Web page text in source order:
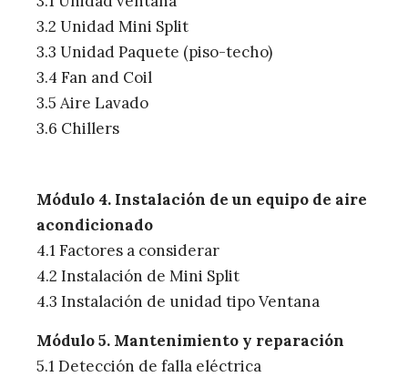
3.2 Unidad Mini Split
3.3 Unidad Paquete (piso-techo)
3.4 Fan and Coil
3.5 Aire Lavado
3.6 Chillers
Módulo 4. Instalación de un equipo de aire
acondicionado
4.1 Factores a considerar
4.2 Instalación de Mini Split
4.3 Instalación de unidad tipo Ventana
Módulo 5. Mantenimiento y reparación
5.1 Detección de falla eléctrica